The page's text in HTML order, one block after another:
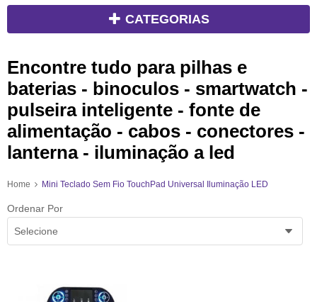
CATEGORIAS
Encontre tudo para pilhas e
baterias - binoculos - smartwatch -
pulseira inteligente - fonte de
alimentação - cabos - conectores -
lanterna - iluminação a led
Home Mini Teclado Sem Fio TouchPad Universal Iluminação LED
Ordenar Por
Selecione